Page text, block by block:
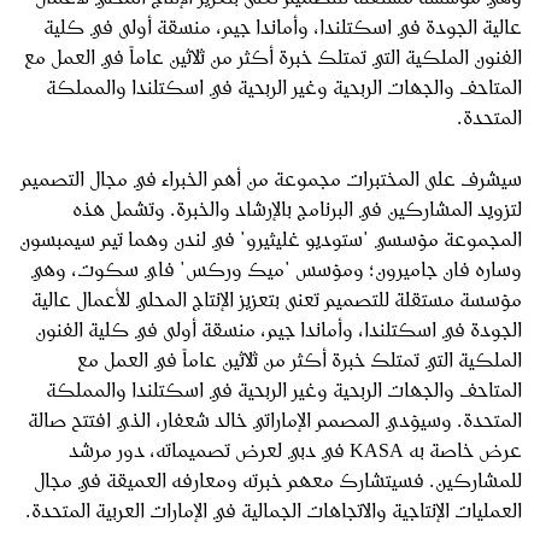
عالية الجودة في اسكتلندا، وأماندا جيم، منسقة أولى في كلية
الفنون الملكية التي تمتلك خبرة أكثر من ثلاثين عاماً في العمل مع
المتاحف والجهات الربحية وغير الربحية في اسكتلندا والمملكة
المتحدة.
سيشرف على المختبرات مجموعة من أهم الخبراء في مجال التصميم
لتزويد المشاركين في البرنامج بالإرشاد والخبرة. وتشمل هذه
المجموعة مؤسسي "ستوديو غليثيرو" في لندن وهما تيم سيمبسون
وساره فان جاميرون؛ ومؤسس "ميك وركس" فاي سكوت، وهي
مؤسسة مستقلة للتصميم تعنى بتعزيز الإنتاج المحلي للأعمال عالية
الجودة في اسكتلندا، وأماندا جيم، منسقة أولى في كلية الفنون
الملكية التي تمتلك خبرة أكثر من ثلاثين عاماً في العمل مع
المتاحف والجهات الربحية وغير الربحية في اسكتلندا والمملكة
المتحدة. وسيؤدي المصمم الإماراتي خالد شعفار، الذي افتتح صالة
عرض خاصة به KASA في دبي لعرض تصميماته، دور مرشد
للمشاركين. فسيتشارك معهم خبرته ومعارفه العميقة في مجال
العمليات الإنتاجية والاتجاهات الجمالية في الإمارات العربية المتحدة.